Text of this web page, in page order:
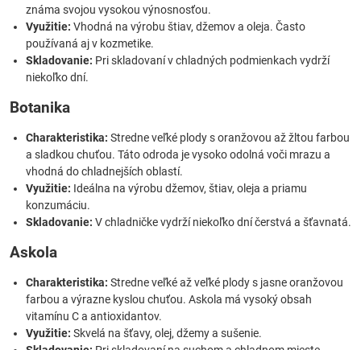
známa svojou vysokou výnosnosťou.
Využitie: Vhodná na výrobu štiav, džemov a oleja. Často
používaná aj v kozmetike.
Skladovanie: Pri skladovaní v chladných podmienkach vydrží
niekoľko dní.
Botanika
Charakteristika: Stredne veľké plody s oranžovou až žltou farbou
a sladkou chuťou. Táto odroda je vysoko odolná voči mrazu a
vhodná do chladnejších oblastí.
Využitie: Ideálna na výrobu džemov, štiav, oleja a priamu
konzumáciu.
Skladovanie: V chladničke vydrží niekoľko dní čerstvá a šťavnatá.
Askola
Charakteristika: Stredne veľké až veľké plody s jasne oranžovou
farbou a výrazne kyslou chuťou. Askola má vysoký obsah
vitamínu C a antioxidantov.
Využitie: Skvelá na šťavy, olej, džemy a sušenie.